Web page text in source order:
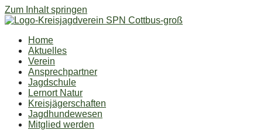
Zum Inhalt springen
Home
Aktuelles
Verein
Ansprechpartner
Jagdschule
Lernort Natur
Kreisjägerschaften
Jagdhundewesen
Mitglied werden